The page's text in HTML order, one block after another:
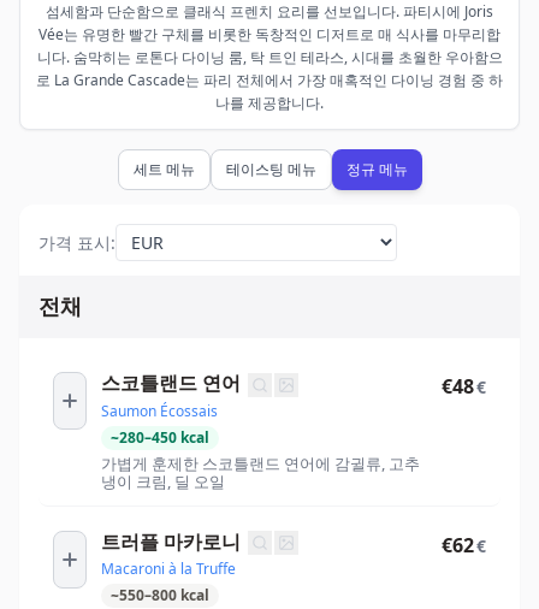
섬세함과 단순함으로 클래식 프렌치 요리를 선보입니다. 파티시에 Joris
Vée는 유명한 빨간 구체를 비롯한 독창적인 디저트로 매 식사를 마무리합
니다. 숨막히는 로톤다 다이닝 룸, 탁 트인 테라스, 시대를 초월한 우아함으
로 La Grande Cascade는 파리 전체에서 가장 매혹적인 다이닝 경험 중 하
나를 제공합니다.
세트 메뉴 테이스팅 메뉴 정규 메뉴
가격 표시:
전채
스코틀랜드 연어
Saumon Écossais
~280–450 kcal
가볍게 훈제한 스코틀랜드 연어에 감귈류, 고추
냉이 크림, 딜 오일
€48€
트러플 마카로니
Macaroni à la Truffe
~550–800 kcal
€62€